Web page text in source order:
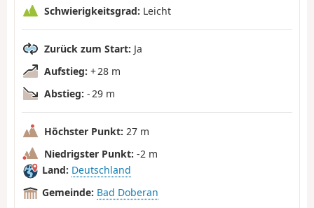
Schwierigkeitsgrad: Leicht
Zurück zum Start: Ja
Aufstieg: + 28 m
Abstieg: - 29 m
Höchster Punkt: 27 m
Niedrigster Punkt: -2 m
Land: Deutschland
Gemeinde: Bad Doberan